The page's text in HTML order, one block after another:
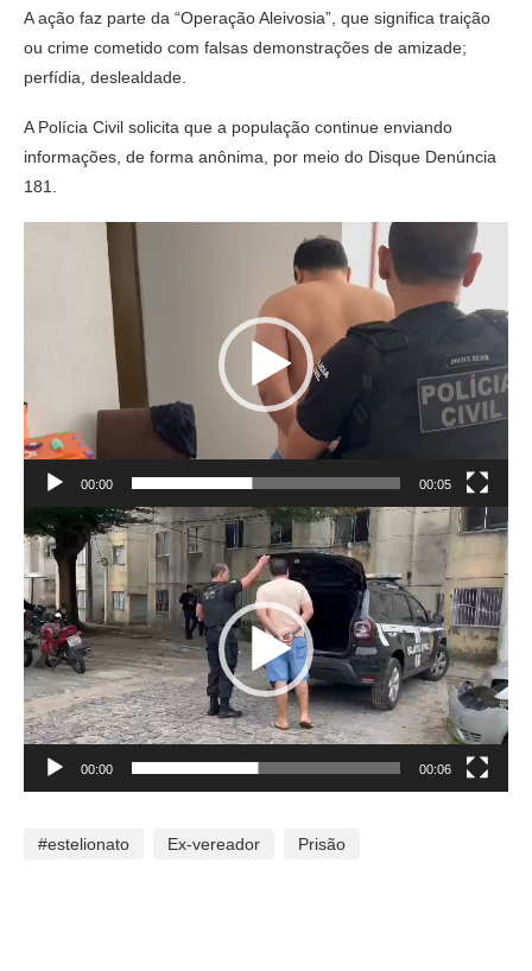
A ação faz parte da “Operação Aleivosia”, que significa traição
ou crime cometido com falsas demonstrações de amizade;
perfídia, deslealdade.
A Polícia Civil solicita que a população continue enviando
informações, de forma anônima, por meio do Disque Denúncia
181.
00:00 00:05
Tocador
de
vídeo
00:00 00:06
#estelionato Ex-vereador Prisão